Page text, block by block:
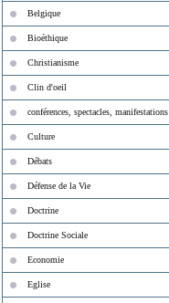
Belgique
Bioéthique
Christianisme
Clin d'oeil
conférences, spectacles, manifestations
Culture
Débats
Défense de la Vie
Doctrine
Doctrine Sociale
Economie
Eglise